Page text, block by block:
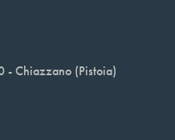
Chiazzano (Pistoia)